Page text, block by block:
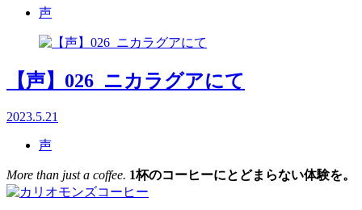
声
【声】026_ニカラグアにて
2023.5.21
声
More than just a coffee. 1杯のコーヒーにとどまらない体験を。